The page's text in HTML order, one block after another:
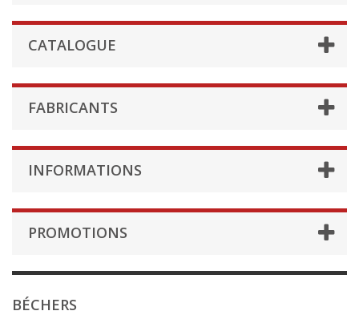
CATALOGUE
FABRICANTS
INFORMATIONS
PROMOTIONS
BÉCHERS